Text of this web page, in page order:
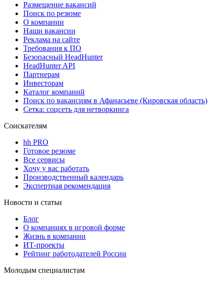
Размещение вакансий
Поиск по резюме
О компании
Наши вакансии
Реклама на сайте
Требования к ПО
Безопасный HeadHunter
HeadHunter API
Партнерам
Инвесторам
Каталог компаний
Поиск по вакансиям в Афанасьеве (Кировская область)
Сетка: соцсеть для нетворкинга
Соискателям
hh PRO
Готовое резюме
Все сервисы
Хочу у вас работать
Производственный календарь
Экспертная рекомендация
Новости и статьи
Блог
О компаниях в игровой форме
Жизнь в компании
ИТ-проекты
Рейтинг работодателей России
Молодым специалистам